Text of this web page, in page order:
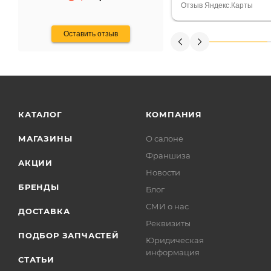
Оставить отзыв
Считаю, что это
Отзыв Яндекс.Карты
КАТАЛОГ
МАГАЗИНЫ
АКЦИИ
БРЕНДЫ
ДОСТАВКА
ПОДБОР ЗАПЧАСТЕЙ
СТАТЬИ
КОМПАНИЯ
О салоне
Франшиза
Новости
Блог
СМИ о нас
Реквизиты
Юридическая
информация